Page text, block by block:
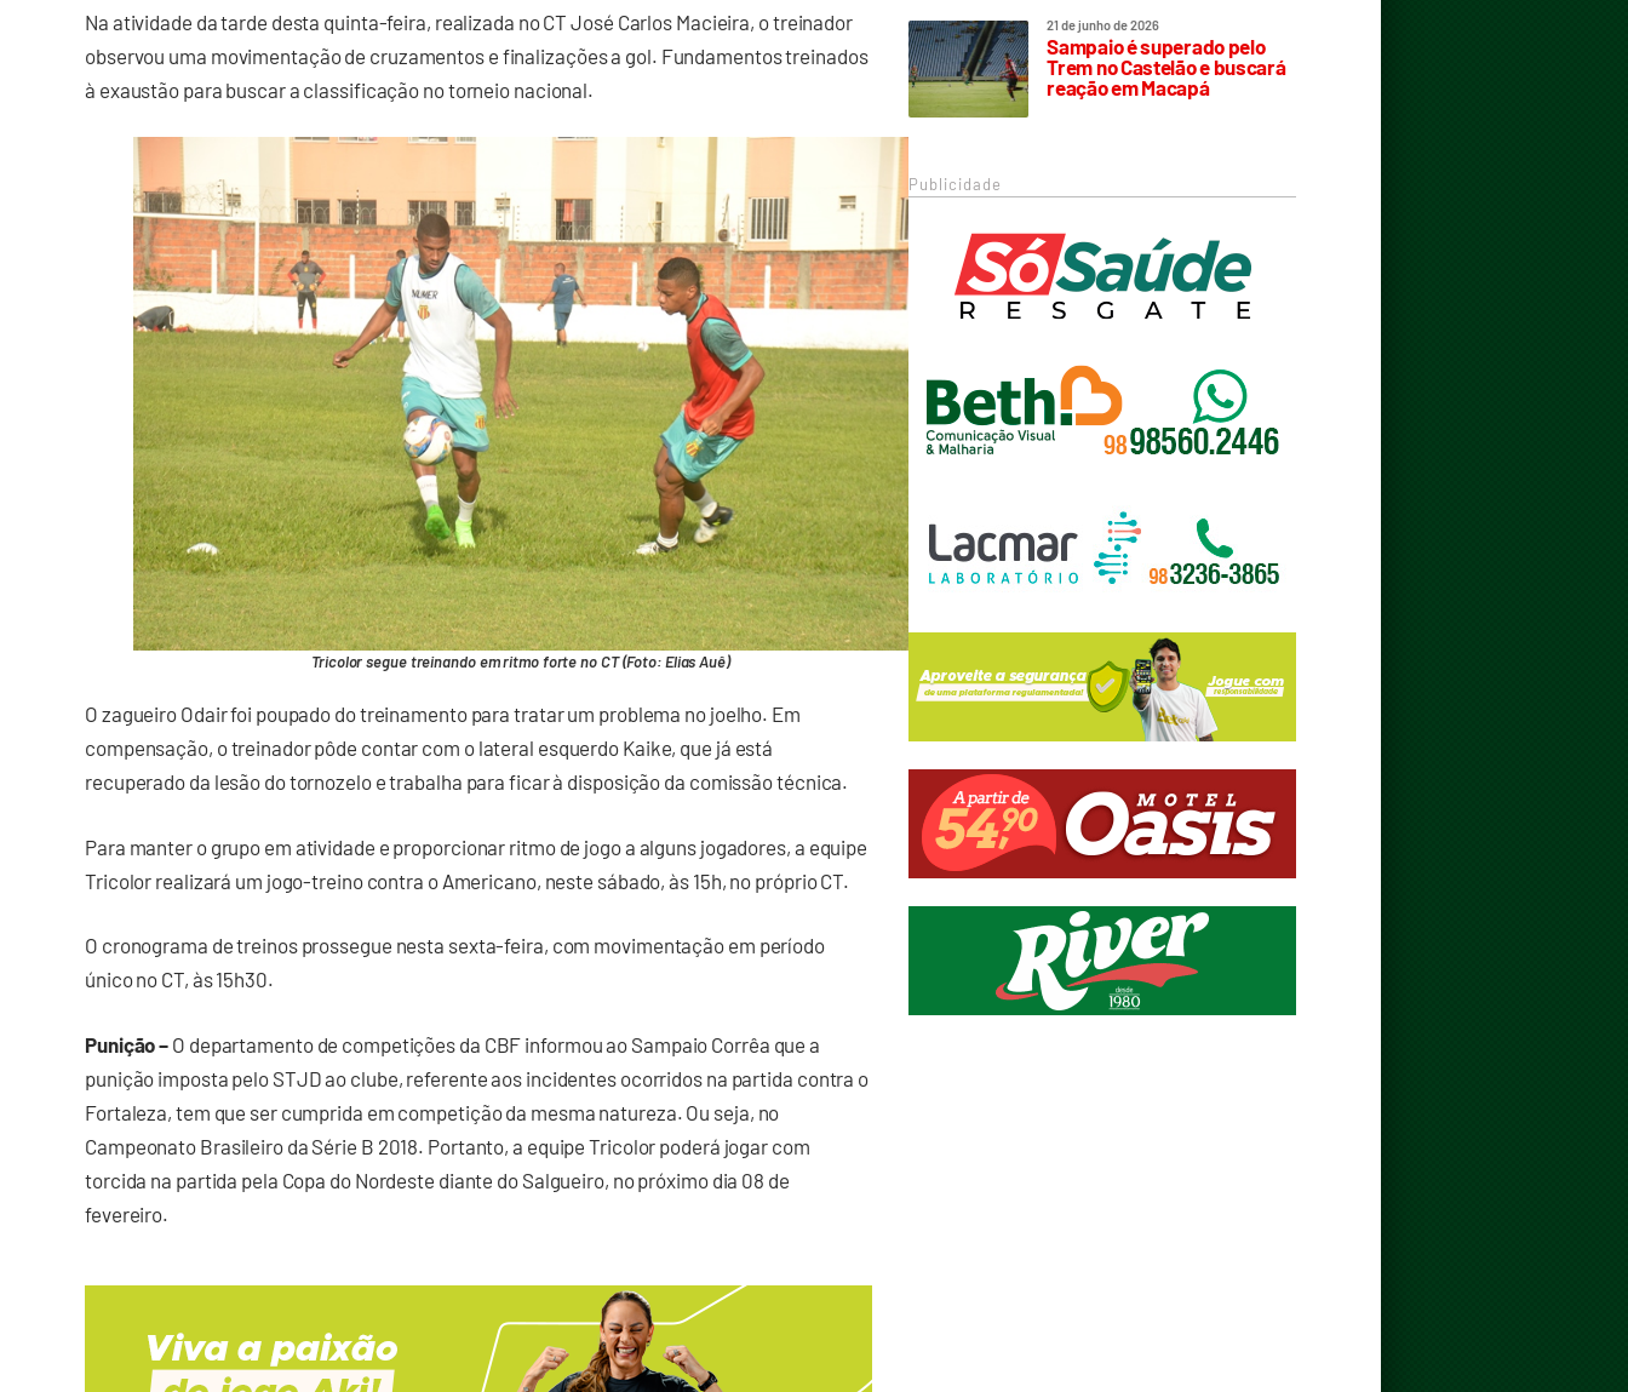
Na atividade da tarde desta quinta-feira, realizada no CT José Carlos Macieira, o treinador
observou uma movimentação de cruzamentos e finalizações a gol. Fundamentos treinados
à exaustão para buscar a classificação no torneio nacional.
Tricolor segue treinando em ritmo forte no CT (Foto: Elias Auê)
O zagueiro Odair foi poupado do treinamento para tratar um problema no joelho. Em
compensação, o treinador pôde contar com o lateral esquerdo Kaike, que já está
recuperado da lesão do tornozelo e trabalha para ficar à disposição da comissão técnica.
Para manter o grupo em atividade e proporcionar ritmo de jogo a alguns jogadores, a equipe
Tricolor realizará um jogo-treino contra o Americano, neste sábado, às 15h, no próprio CT.
O cronograma de treinos prossegue nesta sexta-feira, com movimentação em período
único no CT, às 15h30.
Punição – O departamento de competições da CBF informou ao Sampaio Corrêa que a
punição imposta pelo STJD ao clube, referente aos incidentes ocorridos na partida contra o
Fortaleza, tem que ser cumprida em competição da mesma natureza. Ou seja, no
Campeonato Brasileiro da Série B 2018. Portanto, a equipe Tricolor poderá jogar com
torcida na partida pela Copa do Nordeste diante do Salgueiro, no próximo dia 08 de
fevereiro.
21 de junho de 2026
Sampaio é superado pelo
Trem no Castelão e buscará
reação em Macapá
Publicidade